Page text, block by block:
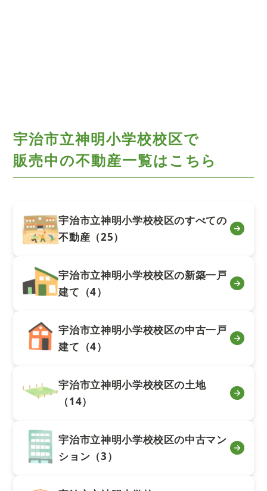
宇治市立神明小学校校区で
販売中の不動産一覧はこちら
宇治市立神明小学校校区のすべての
不動産（25）
宇治市立神明小学校校区の新築一戸
建て（4）
宇治市立神明小学校校区の中古一戸
建て（4）
宇治市立神明小学校校区の土地
（14）
宇治市立神明小学校校区の中古マン
ション（3）